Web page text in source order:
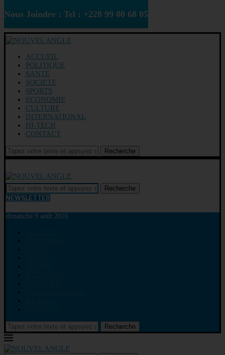
Nous Joindre : Tel : +228 99 00 68 05
ACCUEIL
POLITIQUE
SANTE
SOCIETE
SPORTS
ECONOMIE
CULTURE
INTERNATIONAL
HI-TECH
CONTACT
Recherche
Recherche
NEWSLETTER
dimanche 9 août 2026
Recherche